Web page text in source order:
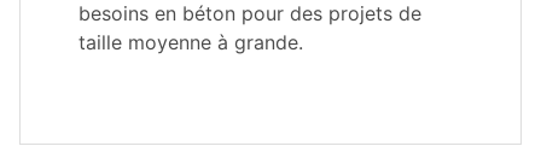
besoins en béton pour des projets de
taille moyenne à grande.